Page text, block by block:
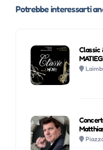
Potrebbe interessarti
Classic